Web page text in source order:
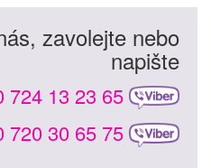
zavolejte nebo
napište
724 13 23 65
720 30 65 75